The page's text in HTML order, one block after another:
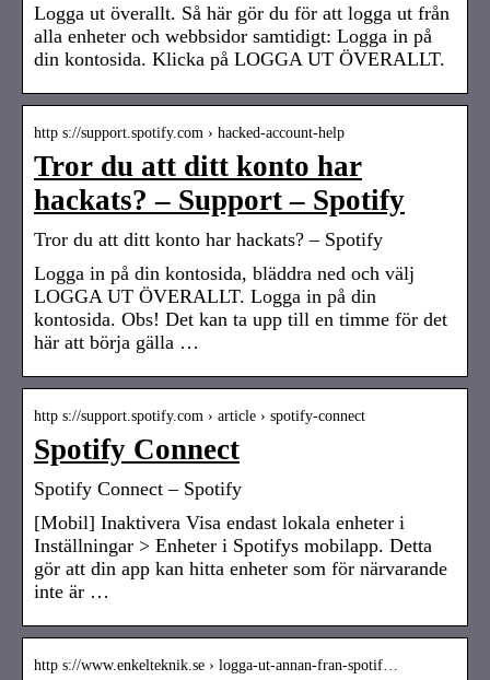
Logga ut överallt. Så här gör du för att logga ut från
alla enheter och webbsidor samtidigt: Logga in på
din kontosida. Klicka på LOGGA UT ÖVERALLT.
http s://support.spotify.com › hacked-account-help
Tror du att ditt konto har
hackats? – Support – Spotify
Tror du att ditt konto har hackats? – Spotify
Logga in på din kontosida, bläddra ned och välj
LOGGA UT ÖVERALLT. Logga in på din
kontosida. Obs! Det kan ta upp till en timme för det
här att börja gälla …
http s://support.spotify.com › article › spotify-connect
Spotify Connect
Spotify Connect – Spotify
[Mobil] Inaktivera Visa endast lokala enheter i
Inställningar > Enheter i Spotifys mobilapp. Detta
gör att din app kan hitta enheter som för närvarande
inte är …
http s://www.enkelteknik.se › logga-ut-annan-fran-spotif…